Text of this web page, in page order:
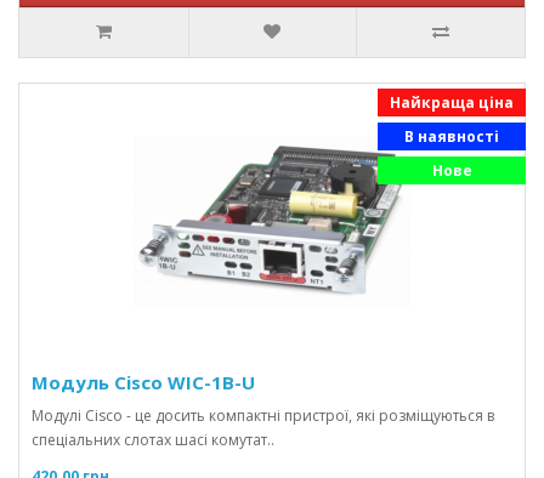
Найкраща ціна
В наявності
Нове
Модуль Cisco WIC-1B-U
Модулі Cisco - це досить компактні пристрої, які розміщуються в
спеціальних слотах шасі комутат..